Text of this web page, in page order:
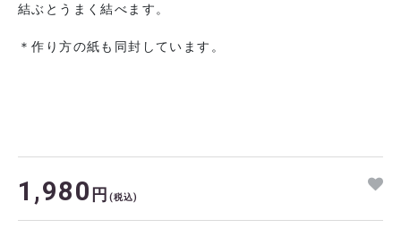
2026年9月
月 火 水 木 金
結ぶとうまく結べます。
＊作り方の紙も同封しています。
1,980 円 (税込)